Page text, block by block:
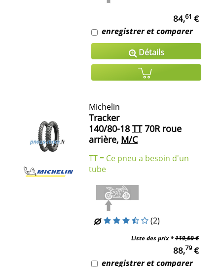
84,61 €
enregistrer et comparer
Détails
Michelin
Tracker
140/80-18 TT70R roue
arrière, M/C
TT = Ce pneu a besoin d'un
tube
(2)
Liste des prix *119,50 €
88,79€
enregistrer et comparer